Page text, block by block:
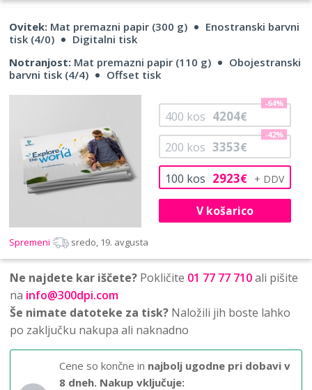
Ovitek: Mat premazni papir (300 g)
Enostranski barvni
tisk (4/0)
Digitalni tisk
Notranjost: Mat premazni papir (110 g)
Obojestranski
barvni tisk (4/4)
Offset tisk
100 kos 2923€
200 kos 3353€
-42%
400 kos 4204€
-64%
V košarico
Spremeni sredo, 19. avgusta
Ne najdete kar iščete? Pokličite 01 77 77 710ali pišite
na info@300dpi.com
Še nimate datoteke za tisk? Naložili jih boste lahko
po zaključku nakupa ali naknadno
Cene so končne in najbolj ugodne pri dobavi v
8 dneh. Nakup vključuje: